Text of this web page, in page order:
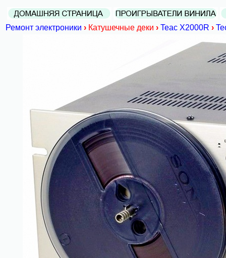
Ремонт электроники › Катушечные деки › Teac X2000R ›